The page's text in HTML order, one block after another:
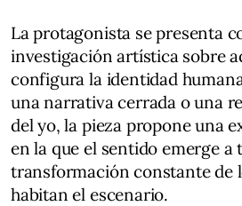
La protagonista se presenta
investigación artística sobre
configura la identidad
una narrativa cerrada o una
del yo, la pieza propone una
en la que el sentido emerge a
transformación constante de
habitan el escenario.